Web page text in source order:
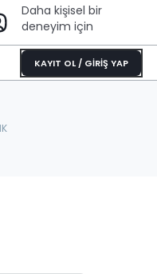
Daha kişisel bir
deneyim için
KAYIT OL / GİRİŞ YAP